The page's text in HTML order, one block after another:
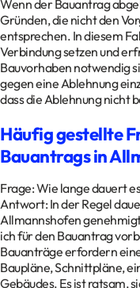
Wenn der Bauantrag
Gründen, die nicht den
entsprechen. In diesem
Verbindung setzen und
Bauvorhaben notwendig
gegen eine Ablehnung
dass die Ablehnung nicht
Häufig gestellte
Bauantrags in
Frage: Wie lange dauert
Antwort: In der Regel
Allmannshofen
ich für den Bauantrag
Bauanträge erfordern
Baupläne, Schnittpläne,
Gebäudes. Es ist ratsam,